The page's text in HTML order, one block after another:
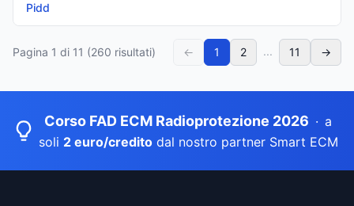
Pidd
Pagina 1 di 11 (260 risultati) ← 1 2 ... 11 →
Corso FAD ECM Radioprotezione 2026 · a
soli 2 euro/creditodal nostro partner Smart ECM